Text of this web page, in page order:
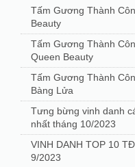
Tấm Gương Thành
Beauty
Tấm Gương Thành
Queen Beauty
Tấm Gương Thành
Bàng Lửa
Tưng bừng vinh danh
nhất tháng 10/2023
VINH DANH TOP 10
9/2023